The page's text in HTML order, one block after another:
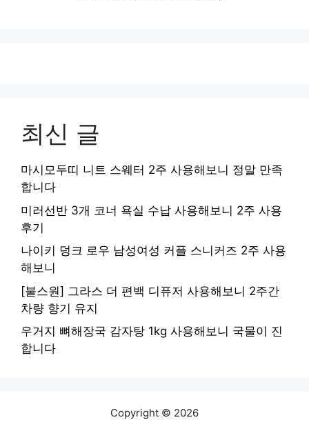
최신 글
마시모두띠 니트 스웨터 2주 사용해보니 정말 만족
합니다
미러선반 3개 코너 욕실 수납 사용해보니 2주 사용
후기
나이키 덩크 로우 남성여성 커플 스니커즈 2주 사용
해보니
[불스원] 그라스 더 편백 디퓨저 사용해보니 2주간
차량 향기 유지
우거지 뼈해장국 감자탕 1kg 사용해보니 국물이 진
합니다
Copyright © 2026